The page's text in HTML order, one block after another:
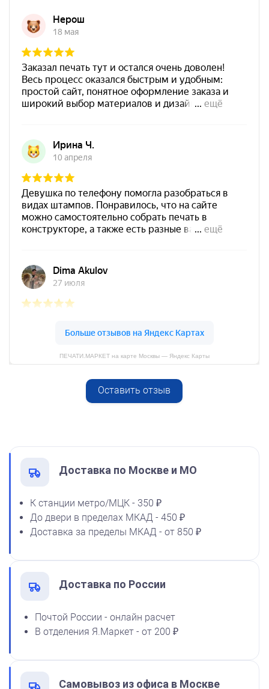
Печать ООО № Р6
от 550
Печать ООО № Р103
Заказать
Печать ООО № Р88
700
Штемпельная подушка
1800
Спиртовая краска NORIS
Спиртовая краска NORIS
Спиртовая краска NORIS
флюоресцентная 25 мл
1100
ПЕЧАТИ.МАРКЕТ на карте Москвы — Яндекс Карты
Оставить отзыв
Доставка по Москве и МО
К станции метро/МЦК - 350 ₽
До двери в пределах МКАД - 450 ₽
Доставка за пределы МКАД - от 850 ₽
Доставка по России
Почтой России - онлайн расчет
В отделения Я.Маркет - от 200 ₽
Самовывоз из офиса в Москве